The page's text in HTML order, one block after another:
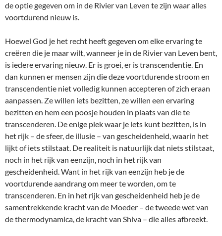
de optie gegeven om in de Rivier van Leven te zijn waar alles
voortdurend nieuw is.
Hoewel God je het recht heeft gegeven om elke ervaring te
creëren die je maar wilt, wanneer je in de Rivier van Leven bent,
is iedere ervaring nieuw. Er is groei, er is transcendentie. En
dan kunnen er mensen zijn die deze voortdurende stroom en
transcendentie niet volledig kunnen accepteren of zich eraan
aanpassen. Ze willen iets bezitten, ze willen een ervaring
bezitten en hem een poosje houden in plaats van die te
transcenderen. De enige plek waar je iets kunt bezitten, is in
het rijk – de sfeer, de illusie – van gescheidenheid, waarin het
lijkt of iets stilstaat. De realiteit is natuurlijk dat niets stilstaat,
noch in het rijk van eenzijn, noch in het rijk van
gescheidenheid. Want in het rijk van eenzijn heb je de
voortdurende aandrang om meer te worden, om te
transcenderen. En in het rijk van gescheidenheid heb je de
samentrekkende kracht van de Moeder – de tweede wet van
de thermodynamica, de kracht van Shiva – die alles afbreekt.